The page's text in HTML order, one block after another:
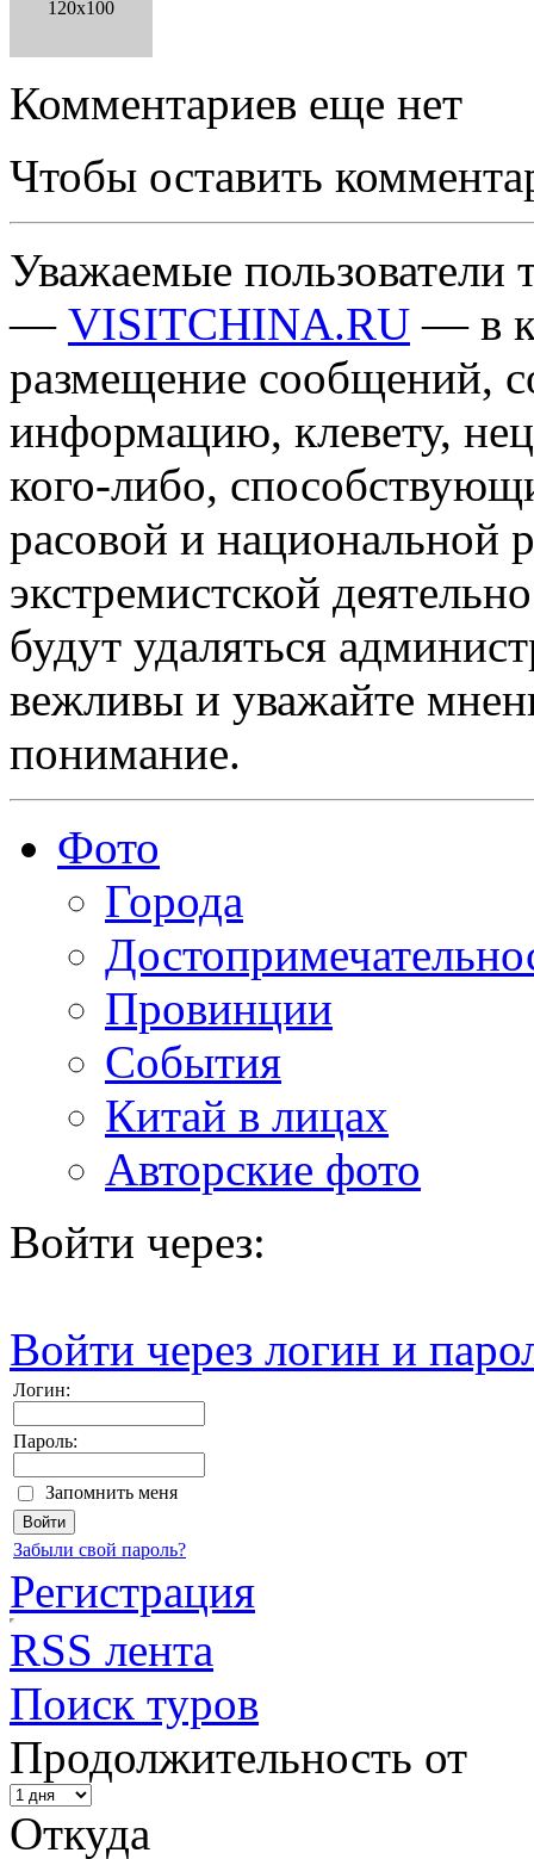
120x100
Комментариев еще нет
Чтобы оставить
Уважаемые пользователи
— VISITCHINA.RU — в
размещение сообщений,
информацию, клевету,
кого-либо,
расовой и национальной
экстремистской
будут удаляться
вежливы и уважайте
понимание.
Фото
Города
Провинции
События
Китай в лицах
Авторские фото
Войти через:
Войти через логин и
Логин:
Пароль:
Запомнить меня
Забыли свой пароль?
Регистрация
RSS лента
Поиск туров
Продолжительность от
Откуда